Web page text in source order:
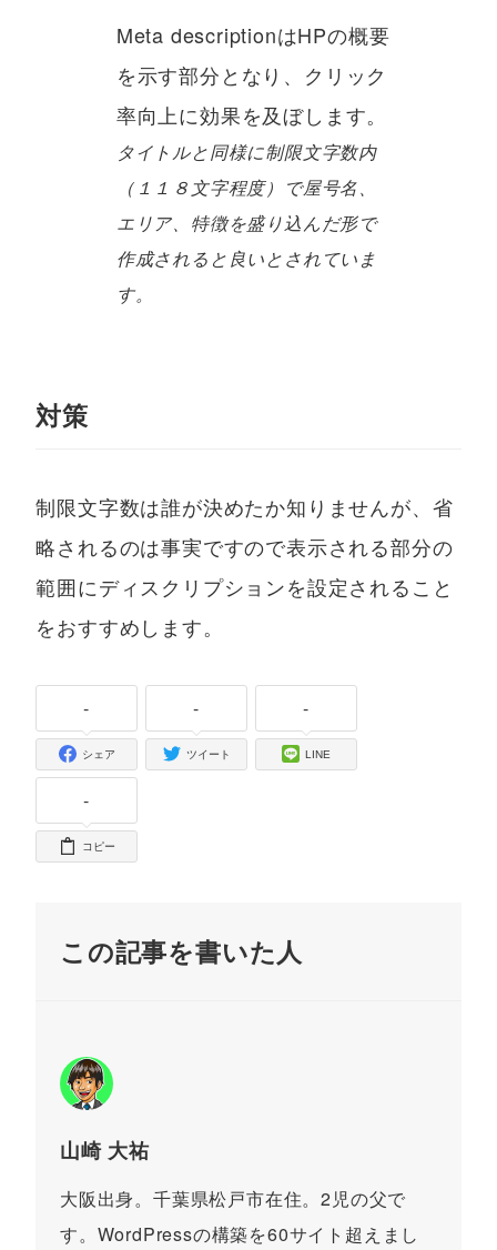
Meta descriptionはHPの概要
を示す部分となり、クリック
率向上に効果を及ぼします。
タイトルと同様に制限文字数内
（１１８文字程度）で屋号名、
エリア、特徴を盛り込んだ形で
作成されると良いとされていま
す。
対策
制限文字数は誰が決めたか知りませんが、省
略されるのは事実ですので表示される部分の
範囲にディスクリプションを設定されること
をおすすめします。
-
シェア
-
ツイート
-
LINE
-
コピー
この記事を書いた人
山崎 大祐
大阪出身。千葉県松戸市在住。2児の父で
す。WordPressの構築を60サイト超えまし